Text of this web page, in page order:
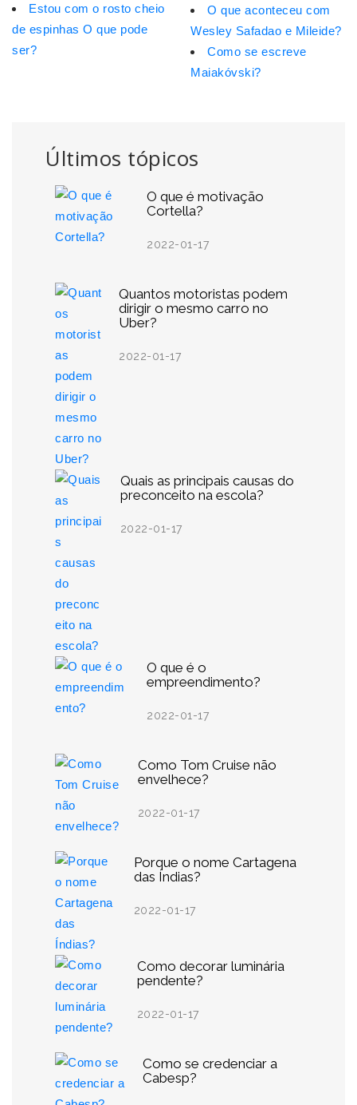
Últimos tópicos
O que é motivação
Cortella?
2022-01-17
Quantos motoristas podem
dirigir o mesmo carro no
Uber?
2022-01-17
Quais as principais causas do
preconceito na escola?
2022-01-17
O que é o
empreendimento?
2022-01-17
Como Tom Cruise não
envelhece?
2022-01-17
Porque o nome Cartagena
das Índias?
2022-01-17
Como decorar luminária
pendente?
2022-01-17
Como se credenciar a
Cabesp?
Estou com o rosto cheio
de espinhas O que pode
ser?
O que aconteceu com
Wesley Safadao e Mileide?
Como se escreve
Maiakóvski?